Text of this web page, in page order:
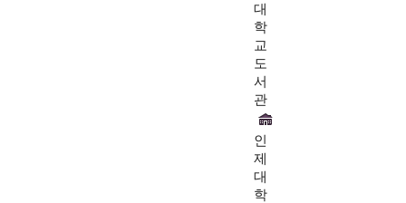
대
학
교
도
서
관
인
제
대
학